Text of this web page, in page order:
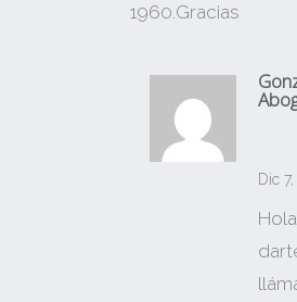
1960.Gracias
Dic